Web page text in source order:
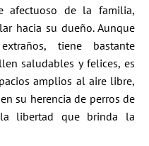
afectuoso de la familia,
hacia su dueño. Aunque
tiene bastante
saludables y felices, es
amplios al aire libre,
su herencia de perros de
libertad que brinda la